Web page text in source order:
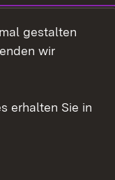
gestalten
wir
erhalten Sie in